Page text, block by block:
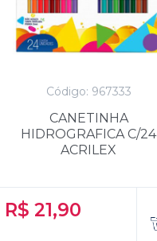
Código: 967333
CANETINHA
HIDROGRAFICA C/24
ACRILEX
R$ 21,90